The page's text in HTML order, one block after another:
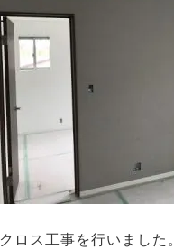
クロス工事を行いました。